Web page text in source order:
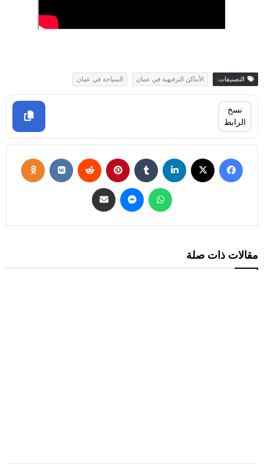
التصنيفات: الأماكن الترفيهية في عمان السياحة في عمان
نسخ
الرابط
مقالات ذات صلة